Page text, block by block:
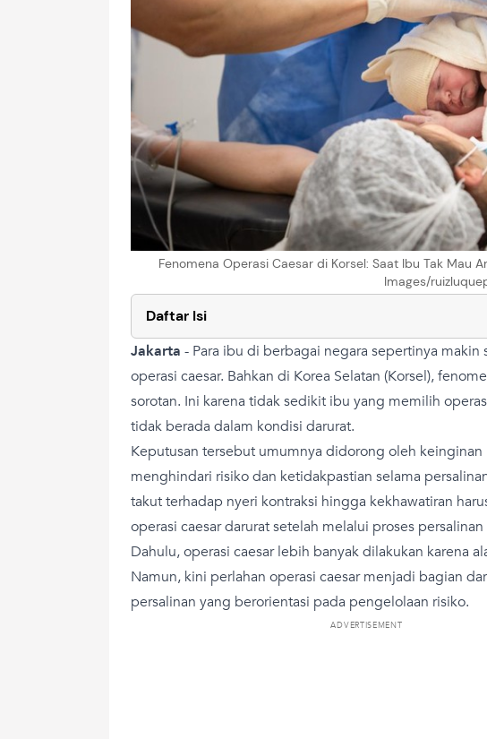
Fenomena Operasi Caesar di Korsel: Saat Ibu Tak Mau
Images/
Daftar Isi
Jakarta - Para ibu di berbagai negara sepertinya makin
operasi caesar. Bahkan di Korea Selatan (Korsel),
sorotan. Ini karena tidak sedikit ibu yang memilih
tidak berada dalam kondisi darurat.
Keputusan tersebut umumnya didorong oleh keinginan
menghindari risiko dan ketidakpastian selama
takut terhadap nyeri kontraksi hingga kekhawatiran
operasi caesar darurat setelah melalui proses
Dahulu, operasi caesar lebih banyak dilakukan karena
Namun, kini perlahan operasi caesar menjadi bagian
persalinan yang berorientasi pada pengelolaan risiko.
ADVERTISEMENT